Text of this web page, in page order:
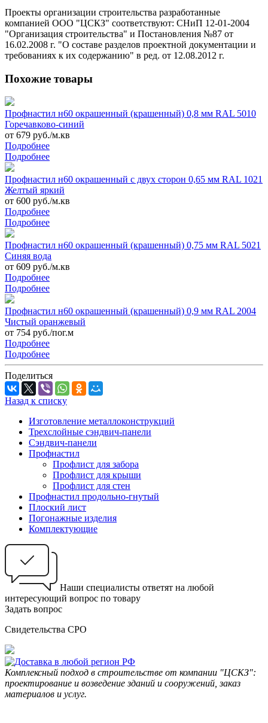
Проекты организации строительства разработанные
компанией ООО "ЦСКЗ" соответствуют: СНиП 12-01-2004
"Организация строительства" и Постановления №87 от
16.02.2008 г. "О составе разделов проектной документации и
требованиях к их содержанию" в ред. от 12.08.2012 г.
Похожие товары
Профнастил н60 окрашенный (крашенный) 0,8 мм RAL 5010
Горечавково-синий
от 679 руб./м.кв
Подробнее
Подробнее
Профнастил н60 окрашенный с двух сторон 0,65 мм RAL 1021
Желтый яркий
от 600 руб./м.кв
Подробнее
Подробнее
Профнастил н60 окрашенный (крашенный) 0,75 мм RAL 5021
Синяя вода
от 609 руб./м.кв
Подробнее
Подробнее
Профнастил н60 окрашенный (крашенный) 0,9 мм RAL 2004
Чистый оранжевый
от 754 руб./пог.м
Подробнее
Подробнее
Поделиться
Назад к списку
Изготовление металлоконструкций
Трехслойные сэндвич-панели
Сэндвич-панели
Профнастил
Профлист для забора
Профлист для крыши
Профлист для стен
Профнастил продольно-гнутый
Плоский лист
Погонажные изделия
Комплектующие
Наши специалисты ответят на любой
интересующий вопрос по товару
Задать вопрос
Свидетельства СРО
Комплексный подход в строительстве от компании "ЦСКЗ":
проектирование и возведение зданий и сооружений, заказ
материалов и услуг.